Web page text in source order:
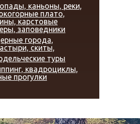
каньоны, реки,
плато,
карстовые
заповедники
города,
скиты,
туры
квадроциклы,
прогулки